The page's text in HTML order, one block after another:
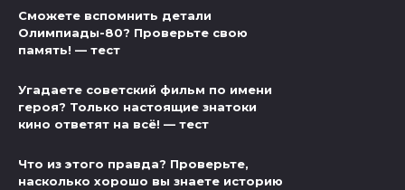
Сможете вспомнить детали
Олимпиады-80? Проверьте свою
память! — тест
Угадаете советский фильм по имени
героя? Только настоящие знатоки
кино ответят на всё! — тест
Что из этого правда? Проверьте,
насколько хорошо вы знаете историю